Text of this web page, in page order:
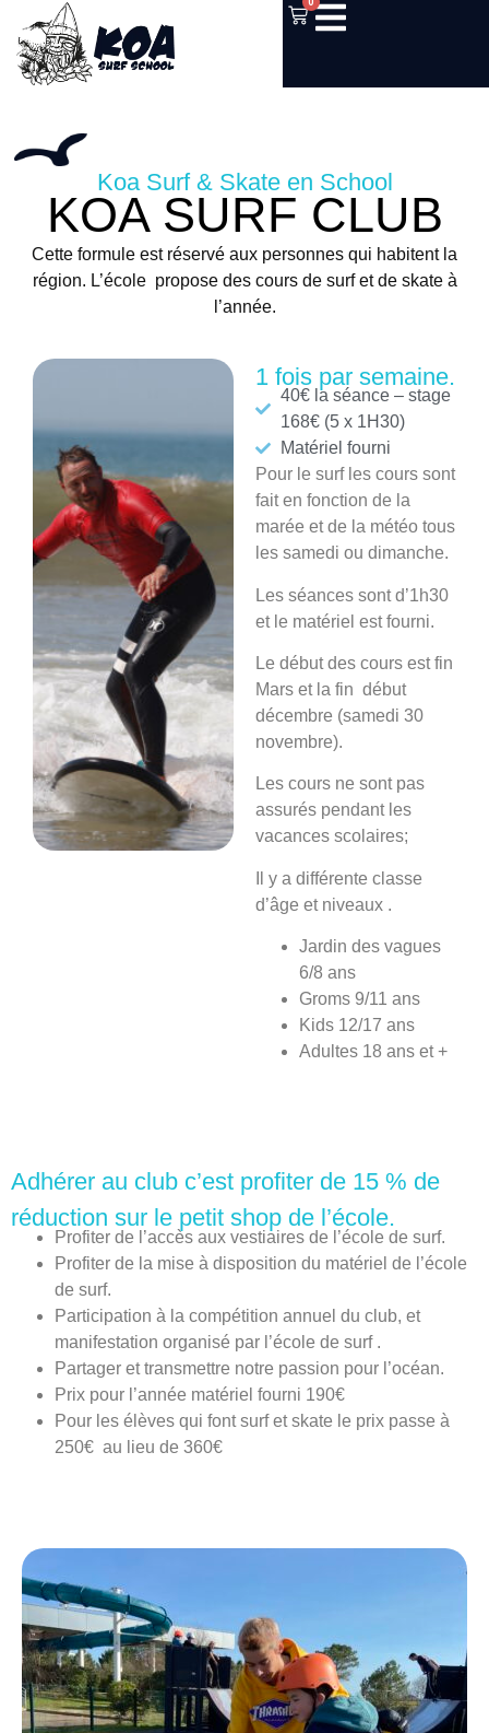
Koa Surf & Skate en School
KOA SURF CLUB
Cette formule est réservé aux personnes qui habitent la
région. L’école propose des cours de surf et de skate à
l’année.
1 fois par semaine.
40€ la séance – stage
168€ (5 x 1H30)
Matériel fourni
Pour le surf les cours sont
fait en fonction de la
marée et de la météo tous
les samedi ou dimanche.
Les séances sont d’1h30
et le matériel est fourni.
Le début des cours est fin
Mars et la fin début
décembre (samedi 30
novembre).
Les cours ne sont pas
assurés pendant les
vacances scolaires;
Il y a différente classe
d’âge et niveaux .
Jardin des vagues
6/8 ans
Groms 9/11 ans
Kids 12/17 ans
Adultes 18 ans et +
Adhérer au club c’est profiter de 15 % de
réduction sur le petit shop de l’école.
Profiter de l’accès aux vestiaires de l’école de surf.
Profiter de la mise à disposition du matériel de l’école
de surf.
Participation à la compétition annuel du club, et
manifestation organisé par l’école de surf .
Partager et transmettre notre passion pour l’océan.
Prix pour l’année matériel fourni 190€
Pour les élèves qui font surf et skate le prix passe à
250€ au lieu de 360€